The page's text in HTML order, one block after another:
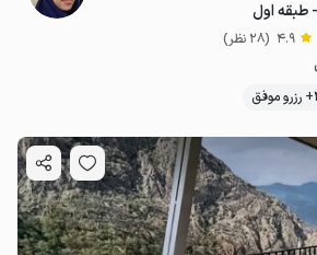
طبقه اول
4.9 (28 نظر)